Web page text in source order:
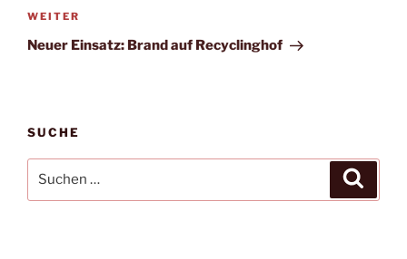
Nächster
Beitrag
WEITER
Neuer Einsatz: Brand auf Recyclinghof
SUCHE
nach: